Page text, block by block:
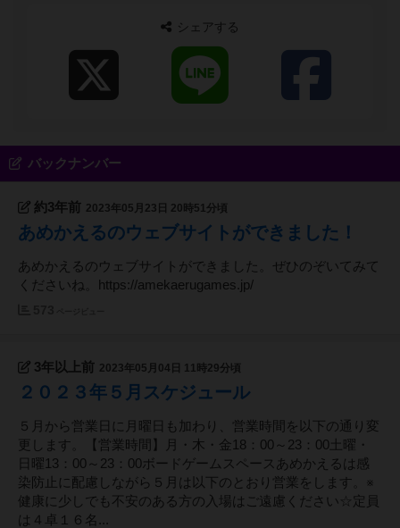
シェアする
バックナンバー
約3年前 2023年05月23日 20時51分頃
あめかえるのウェブサイトができました！
あめかえるのウェブサイトができました。ぜひのぞいてみて
くださいね。https://amekaerugames.jp/
3年以上前 2023年05月04日 11時29分頃
２０２３年５月スケジュール
５月から営業日に月曜日も加わり、営業時間を以下の通り変
更します。【営業時間】月・木・金18：00～23：00土曜・
日曜13：00～23：00ボードゲームスペースあめかえるは感
染防止に配慮しながら５月は以下のとおり営業をします。※
健康に少しでも不安のある方の入場はご遠慮ください☆定員
は４卓１６名...